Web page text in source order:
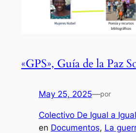
«GPS», Guía de la Paz
May 25, 2025—por
Colectivo De Igual a
en Documentos, La